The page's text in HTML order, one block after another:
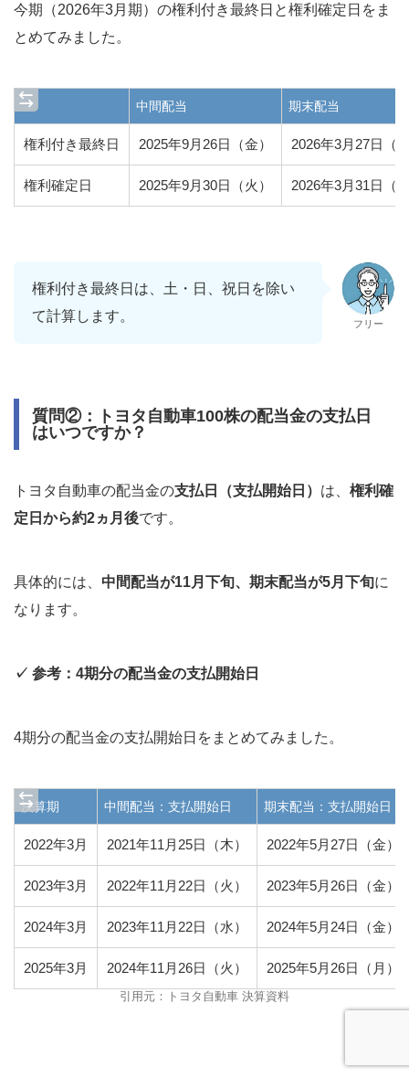
今期（2026年3月期）の権利付き最終日と権利確定日をま
とめてみました。
中間配当 期末配当
権利付き最終日 2025年9月26日（金） 2026年3月27日（
権利確定日 2025年9月30日（火） 2026年3月31日（
権利付き最終日は、土・日、祝日を除い
て計算します。
フリー
質問②：トヨタ自動車100株の配当金の支払日
はいつですか？
トヨタ自動車の配当金の支払日（支払開始日） は、 権利確
定日から約2ヵ月後です。
具体的には、 中間配当が11月下旬、期末配当が5月下旬に
なります。
✓ 参考：4期分の配当金の支払開始日
4期分の配当金の支払開始日をまとめてみました。
決算期 中間配当：支払開始日 期末配当：支払開始日
2022年3月 2021年11月25日（木） 2022年5月27日（金）
2023年3月 2022年11月22日（火） 2023年5月26日（金）
2024年3月 2023年11月22日（水） 2024年5月24日（金）
2025年3月 2024年11月26日（火） 2025年5月26日（月）
引用元：トヨタ自動車 決算資料